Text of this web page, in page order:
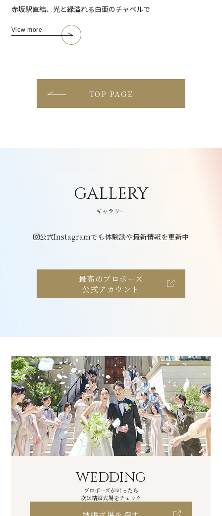
赤坂駅直結、光と緑溢れる白亜のチャペルで
View more
TOP PAGE
GALLERY
ギャラリー
公式Instagramでも体験談や最新情報を更新中
最高のプロポーズ
公式アカウント
WEDDING
プロポーズが叶ったら
次は結婚式場をチェック